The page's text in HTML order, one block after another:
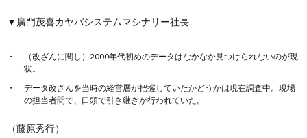
▼廣門茂喜カヤバシステムマシナリー社長
（改ざんに関し）2000年代初めのデータはなかなか見つけられないのが現
状。
データ改ざんを当時の経営層が把握していたかどうかは現在調査中。現場
の担当者間で、口頭で引き継ぎが行われていた。
（藤原秀行）